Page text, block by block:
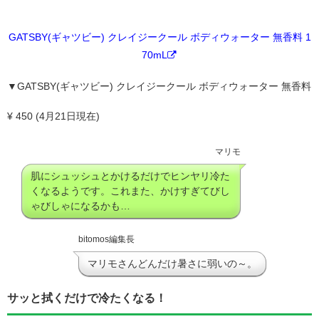
GATSBY(ギャツビー) クレイジークール ボディウォーター 無香料 1
70mL
▼GATSBY(ギャツビー) クレイジークール ボディウォーター 無香料
¥ 450 (4月21日現在)
マリモ
肌にシュッシュとかけるだけでヒンヤリ冷た
くなるようです。これまた、かけすぎてびし
ゃびしゃになるかも…
bitomos編集長
マリモさんどんだけ暑さに弱いの～。
サッと拭くだけで冷たくなる！